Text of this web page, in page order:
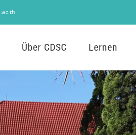
Über CDSC Lernen